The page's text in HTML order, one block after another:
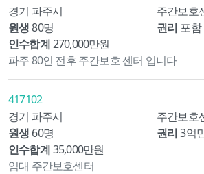
경기 파주시
주간보호
원생 80명 권리 포함
인수합계270,000만원
파주 80인 전후 주간보호 센터 입니다
417102
경기 파주시
주간보호
원생 60명 권리 3억
인수합계35,000만원
임대 주간보호센터